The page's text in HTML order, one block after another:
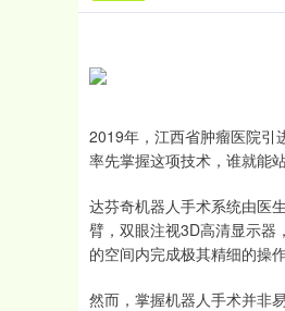
2019年，江西省肿瘤医院引
率先掌握这项技术，谁就能
达芬奇机器人手术系统由医
臂，双眼注视3D高清显示器
的空间内完成极其精细的操
然而，掌握机器人手术并非